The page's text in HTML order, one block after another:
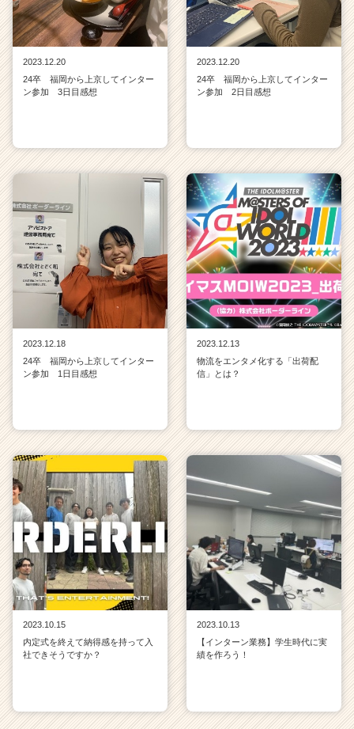
2023.12.20
24卒 福岡から上京してインター
ン参加 3日目感想
2023.12.20
24卒 福岡から上京してインター
ン参加 2日目感想
2023.12.18
24卒 福岡から上京してインター
ン参加 1日目感想
2023.12.13
物流をエンタメ化する「出荷配
信」とは？
2023.10.15
内定式を終えて納得感を持って入
社できそうですか？
2023.10.13
【インターン業務】学生時代に実
績を作ろう！